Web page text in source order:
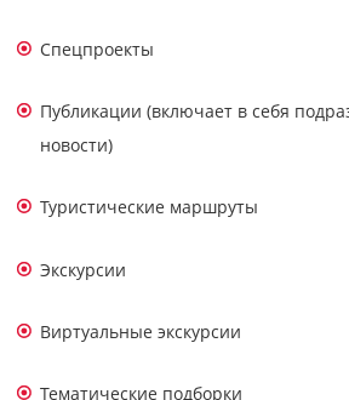
Спецпроекты
Публикации (включает в себя
новости)
Туристические маршруты
Экскурсии
Виртуальные экскурсии
Тематические подборки